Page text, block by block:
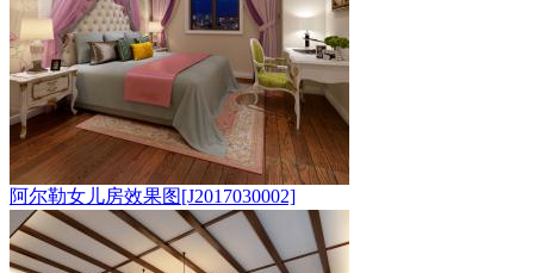
阿尔勒女儿房效果图[J2017030002]